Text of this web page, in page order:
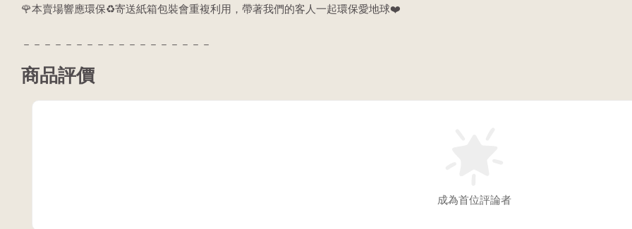
🌹本賣場響應環保♻️寄送紙箱包裝會重複利用，帶著我們的客人一起環保愛地球❤️
－－－－－－－－－－－－－－－－－－
商品評價
成為首位評論者